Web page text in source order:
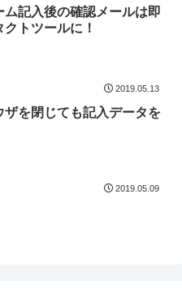
ム記入後の確認メールは即
クトツールに！
2019.05.13
ザを閉じても記入データを
2019.05.09